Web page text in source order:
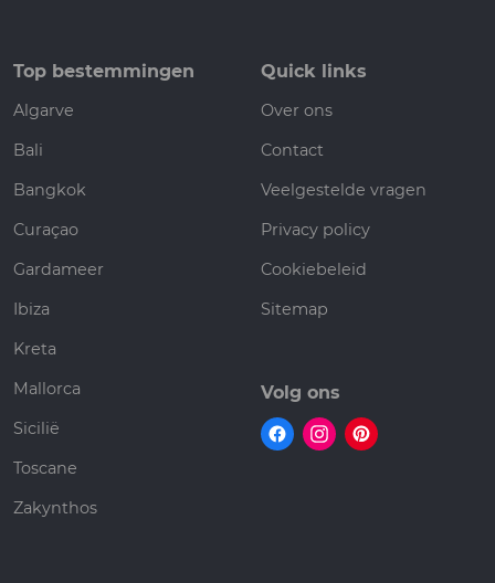
Top bestemmingen
Algarve
Bali
Bangkok
Curaçao
Gardameer
Ibiza
Kreta
Mallorca
Sicilië
Toscane
Zakynthos
Quick links
Over ons
Contact
Veelgestelde vragen
Privacy policy
Cookiebeleid
Sitemap
Volg ons